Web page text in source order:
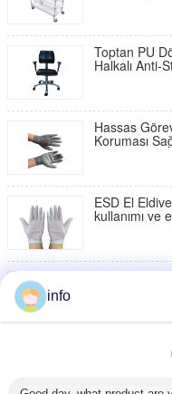
Toptan PU
Halkalı Anti-
Hassas
Koruması
ESD El
kullanımı ve
PVC köpük
Çarşafı
info